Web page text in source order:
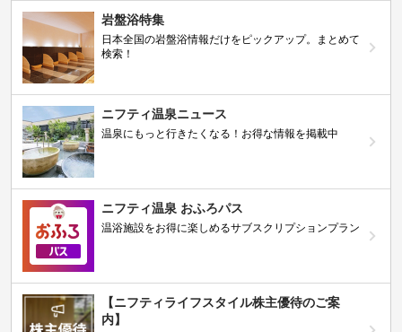
岩盤浴特集
日本全国の岩盤浴情報だけをピックアップ。まとめて
検索！
ニフティ温泉ニュース
温泉にもっと行きたくなる！お得な情報を掲載中
ニフティ温泉 おふろパス
温浴施設をお得に楽しめるサブスクリプションプラン
【ニフティライフスタイル株主優待のご案
内】